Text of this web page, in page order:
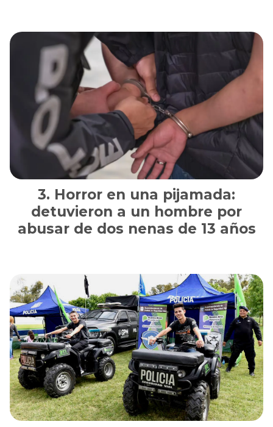
Horror en una pijamada:
detuvieron a un hombre por
abusar de dos nenas de 13 años